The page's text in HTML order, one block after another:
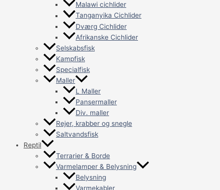
Malawi cichlider
Tanganyika Cichlider
Dværg Cichlider
Afrikanske Cichlider
Selskabsfisk
Kampfisk
Specialfisk
Maller
L Maller
Pansermaller
Div. maller
Rejer, krabber og snegle
Saltvandsfisk
Reptil
Terrarier & Borde
Varmelamper & Belysning
Belysning
Varmekabler